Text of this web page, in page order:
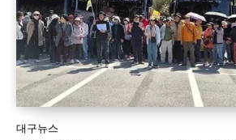
대구뉴스